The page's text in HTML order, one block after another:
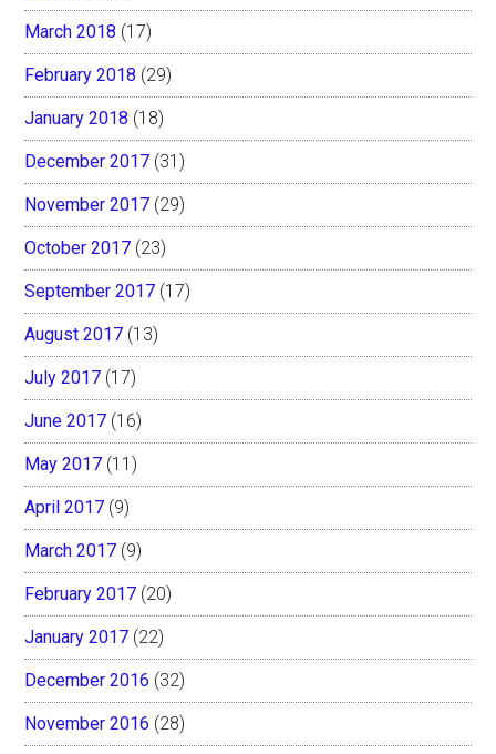
March 2018 (17)
February 2018 (29)
January 2018 (18)
December 2017 (31)
November 2017 (29)
October 2017 (23)
September 2017 (17)
August 2017 (13)
July 2017 (17)
June 2017 (16)
May 2017 (11)
April 2017 (9)
March 2017 (9)
February 2017 (20)
January 2017 (22)
December 2016 (32)
November 2016 (28)